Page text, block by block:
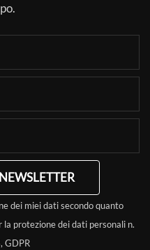
dei miei dati secondo quanto
protezione dei dati personali n.
GDPR